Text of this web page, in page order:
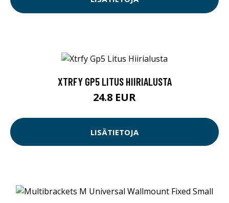
XTRFY GP5 LITUS HIIRIALUSTA
24.8 EUR
LISÄTIETOJA